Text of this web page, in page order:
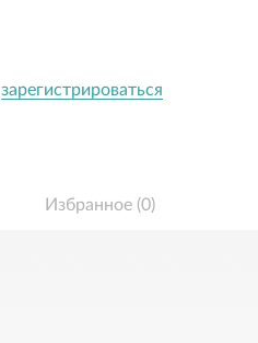
зарегистрироваться
Избранное (0)